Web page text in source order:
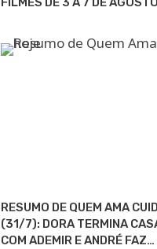
RESUMO DE QUEM AMA
(31/7): DORA TERMINA
COM ADEMIR E ANDRÉ FAZ…